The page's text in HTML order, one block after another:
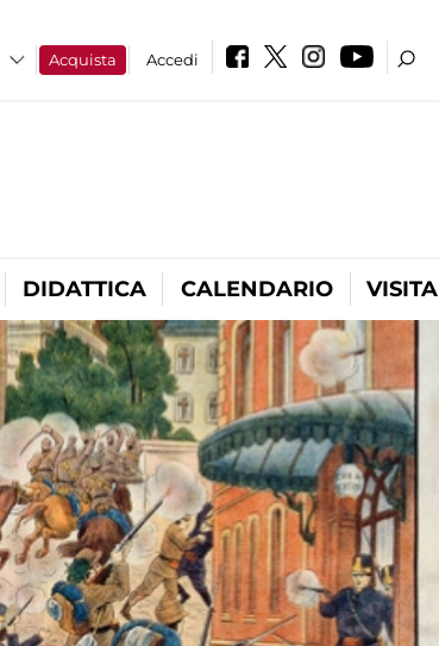
Acquista Accedi
DIDATTICA CALENDARIO VISITA